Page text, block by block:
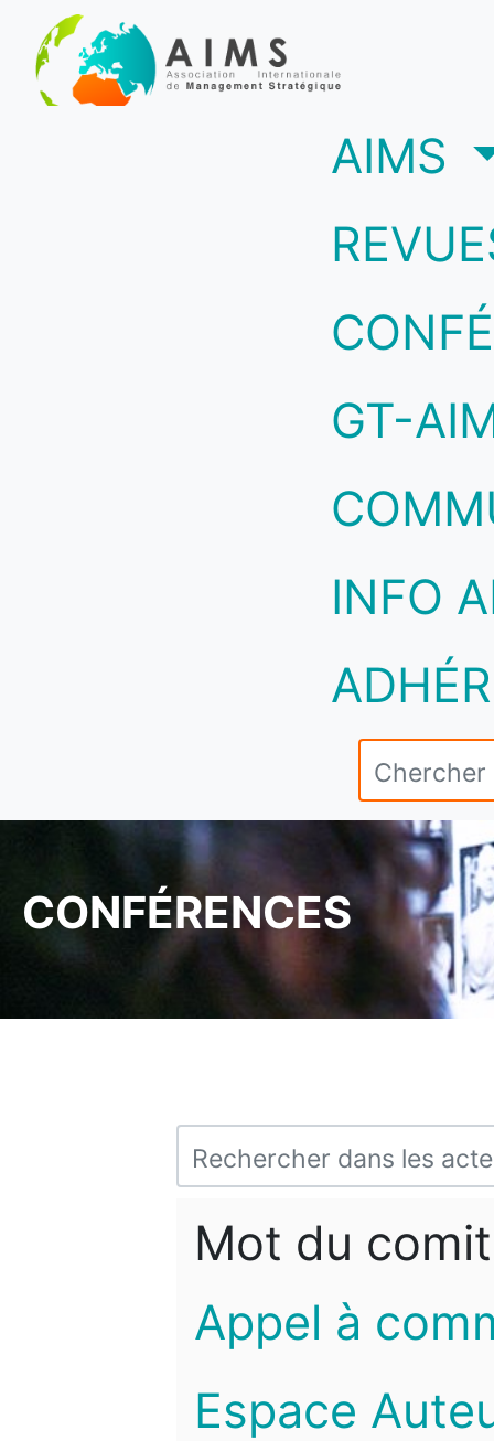
AIMS
GT-
INFO
CONFÉRENCES
Mot du
Appel à
Espace